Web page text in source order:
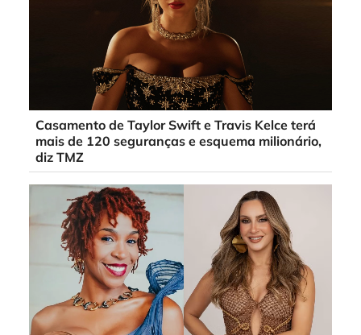
Casamento de Taylor Swift e Travis Kelce terá
mais de 120 seguranças e esquema milionário,
diz TMZ